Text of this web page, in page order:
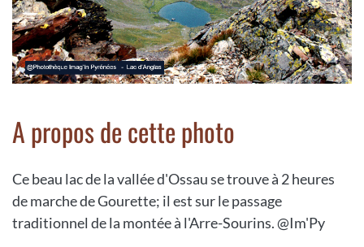
A propos de cette photo
Ce beau lac de la vallée d'Ossau se trouve à 2 heures
de marche de Gourette; il est sur le passage
traditionnel de la montée à l'Arre-Sourins. @Im'Py